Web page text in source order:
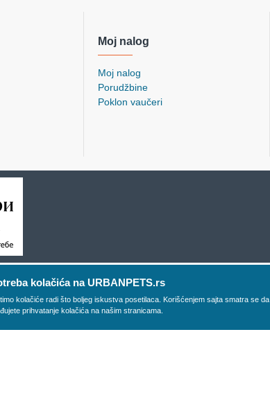
Moj nalog
Moj nalog
Porudžbine
Poklon vaučeri
kolačića na URBANPETS.rs
kolačiće radi što boljeg iskustva posetilaca. Korišćenjem sajta smatra se da
prihvatanje kolačića na našim stranicama.